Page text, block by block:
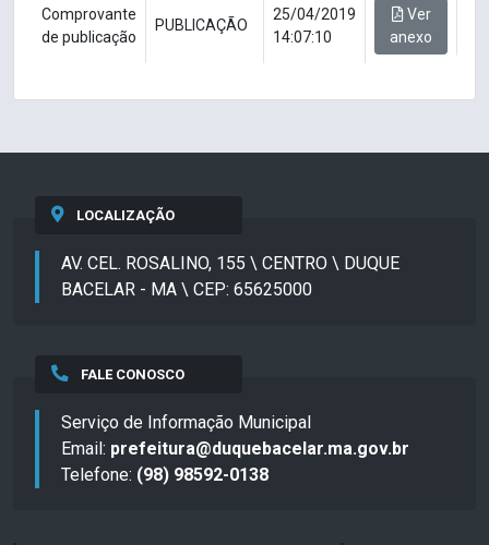
Comprovante
de publicação
PUBLICAÇÃO
25/04/2019
14:07:10
Ver
anexo
LOCALIZAÇÃO
AV. CEL. ROSALINO, 155 \ CENTRO \ DUQUE
BACELAR - MA \ CEP: 65625000
FALE CONOSCO
Serviço de Informação Municipal
Email: prefeitura@duquebacelar.ma.gov.br
Telefone: (98) 98592-0138